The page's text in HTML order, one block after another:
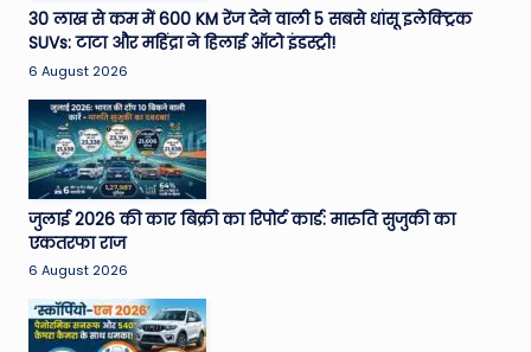
e
N
e
w
s
A
ro
u
n
30 लाख से कम में 600 KM रेंज देने वाली 5 सबसे धांसू इलेक्ट्रिक
SUVs: टाटा और महिंद्रा ने हिलाई ऑटो इंडस्ट्री!
6 August 2026
जुलाई 2026 की कार बिक्री का रिपोर्ट कार्ड: मारुति सुजुकी का
एकतरफा राज
6 August 2026